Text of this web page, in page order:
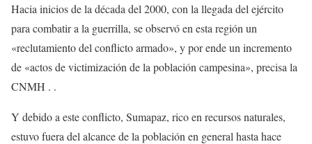
Hacia inicios de la década del 2000, con la llegada del ejército
para combatir a la guerrilla, se observó en esta región un
«reclutamiento del conflicto armado», y por ende un incremento
de «actos de victimización de la población campesina», precisa la
CNMH . .
Y debido a este conflicto, Sumapaz, rico en recursos naturales,
estuvo fuera del alcance de la población en general hasta hace